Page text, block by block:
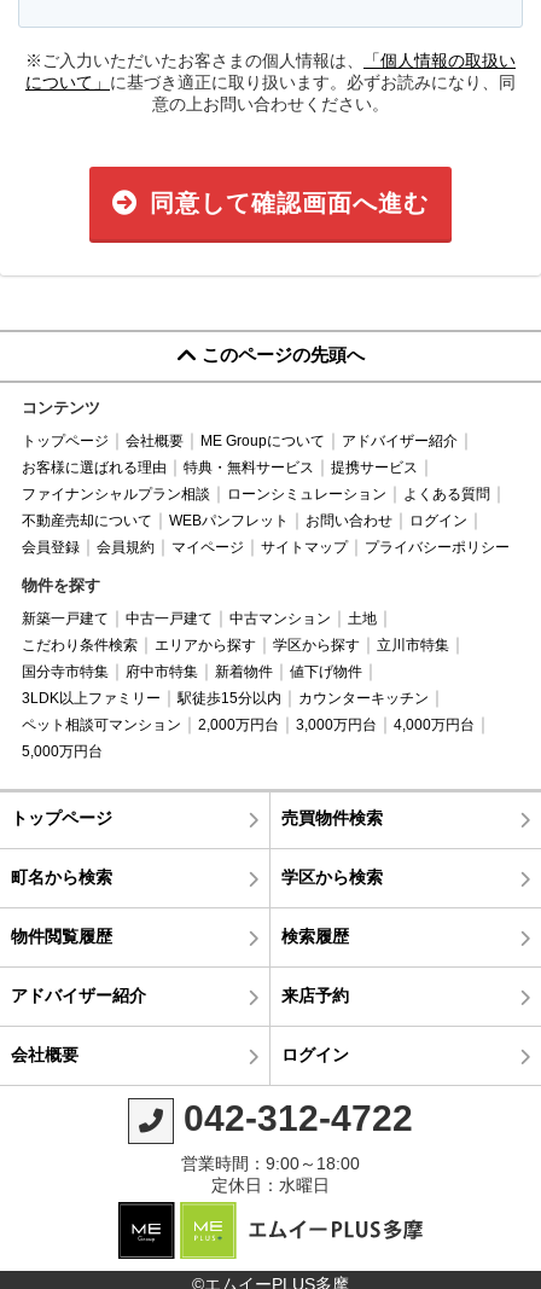
※ご入力いただいたお客さまの個人情報は、
「個人情報の取扱い
について」 に基づき適正に取り扱います。必ずお読みになり、同
意の上お問い合わせください。
同意して確認画面へ進む
このページの先頭へ
コンテンツ
トップページ 会社概要 ME Groupについて
アドバイザー紹介
お客様に選ばれる理由
特典・無料サービス
提携サービス
ファイナンシャルプラン相談
ローンシミュレーション
よくある質問
不動産売却について
WEBパンフレット お問い合わせ
ログイン
会員登録
会員規約 マイページ サイトマップ プライバシーポリシー
物件を探す
新築一戸建て 中古一戸建て 中古マンション
土地
こだわり条件検索
エリアから探す 学区から探す
立川市特集
国分寺市特集
府中市特集 新着物件
値下げ物件
3LDK以上ファミリー
駅徒歩15分以内
カウンターキッチン
ペット相談可マンション
2,000万円台 3,000万円台
4,000万円台
5,000万円台
トップページ 売買物件検索
町名から検索 学区から検索
物件閲覧履歴 検索履歴
アドバイザー紹介 来店予約
会社概要 ログイン
042-312-4722
営業時間：9:00～18:00
定休日：水曜日
©エムイーPLUS多摩